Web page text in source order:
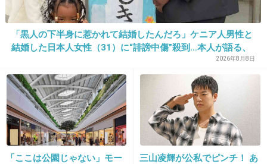
意味がよくわかんない…
+83
18. 匿名2014/06/24(火) 12:42:40
うまいこと言いたいのに空回りしかしない病
重症です
+201 -2
「黒人の下半身に惹かれて結婚したんだろ」ケニア人男性と
結婚した日本人女性（31）に“誹謗中傷”殺到…本人が語る、
2026年8月8日
「ここは公園じゃない」モー
三山凌輝が公私でピンチ！ あ